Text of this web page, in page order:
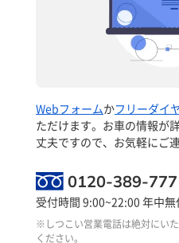
Webフォームかフリーダイ
ただけます。お車の情報が
丈夫ですので、お気軽にご
0120-389-777
受付時間 9:00~22:00 年中無
※しつこい営業電話は絶対にい
ください。